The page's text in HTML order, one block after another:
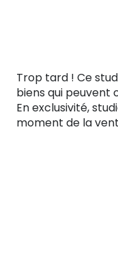
Trop tard ! Ce
biens qui
En exclusivité,
moment de la
Le bien se